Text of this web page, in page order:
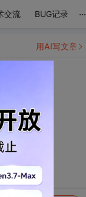
交流 BUG记录 ...
用AI写文章